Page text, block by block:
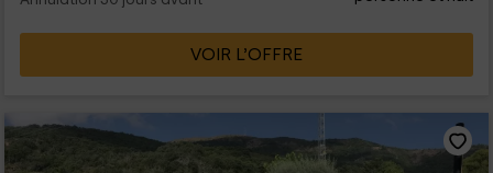
VOIR L’OFFRE